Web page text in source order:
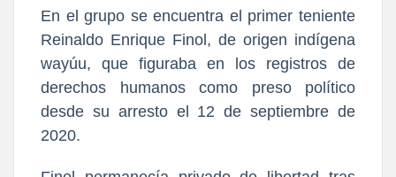
En el grupo se encuentra el primer teniente
Reinaldo Enrique Finol, de origen indígena
wayúu, que figuraba en los registros de
derechos humanos como preso político
desde su arresto el 12 de septiembre de
2020.